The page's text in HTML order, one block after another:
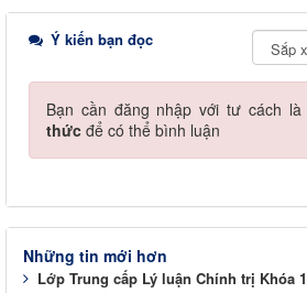
Ý kiến bạn đọc
Bạn cần đăng nhập với tư cách
thức để có thể bình luận
Những tin mới hơn
Lớp Trung cấp Lý luận Chính trị Khóa